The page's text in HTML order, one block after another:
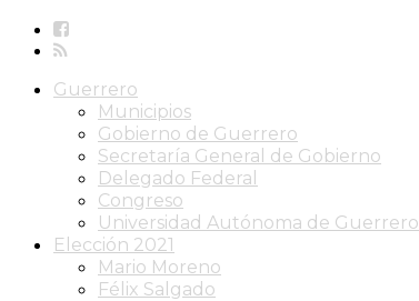
Guerrero
Municipios
Gobierno de Guerrero
Secretaría General de Gobierno
Delegado Federal
Congreso
Universidad Autónoma de Guerrero
Elección 2021
Mario Moreno
Félix Salgado